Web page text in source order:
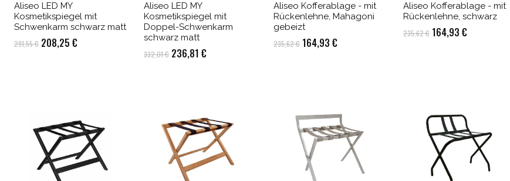
Aliseo LED MY
Kosmetikspiegel mit
Schwenkarm schwarz matt
291,55€ Ursprünglicher
208,25 €Aktueller
Aliseo LED MY
Kosmetikspiegel mit
Doppel-Schwenkarm
schwarz matt
332,01€ Ursprünglicher
236,81 €Aktueller
Aliseo Kofferablage - mit
Rückenlehne, Mahagoni
gebeizt
235,62€ Ursprünglicher
164,93 €Aktueller
Aliseo Kofferablage - mit
Rückenlehne, schwarz
235,62€ Ursprünglicher
164,93 €Aktueller